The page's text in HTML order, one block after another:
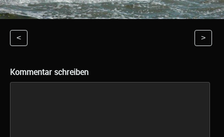
< >
Kommentar schreiben